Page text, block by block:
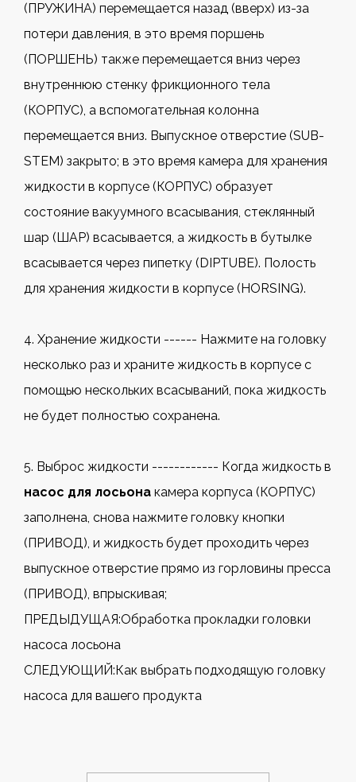
(ПРУЖИНА) перемещается назад (вверх) из-за
потери давления, в это время поршень
(ПОРШЕНЬ) также перемещается вниз через
внутреннюю стенку фрикционного тела
(КОРПУС), а вспомогательная колонна
перемещается вниз. Выпускное отверстие (SUB-
STEM) закрыто; в это время камера для хранения
жидкости в корпусе (КОРПУС) образует
состояние вакуумного всасывания, стеклянный
шар (ШАР) всасывается, а жидкость в бутылке
всасывается через пипетку (DIPTUBE). Полость
для хранения жидкости в корпусе (HORSING).
4. Хранение жидкости ------ Нажмите на головку
несколько раз и храните жидкость в корпусе с
помощью нескольких всасываний, пока жидкость
не будет полностью сохранена.
5. Выброс жидкости ------------ Когда жидкость в
насос для лосьона камера корпуса (КОРПУС)
заполнена, снова нажмите головку кнопки
(ПРИВОД), и жидкость будет проходить через
выпускное отверстие прямо из горловины пресса
(ПРИВОД), впрыскивая;
ПРЕДЫДУЩАЯ:Обработка прокладки головки
насоса лосьона
СЛЕДУЮЩИЙ:Как выбрать подходящую головку
насоса для вашего продукта